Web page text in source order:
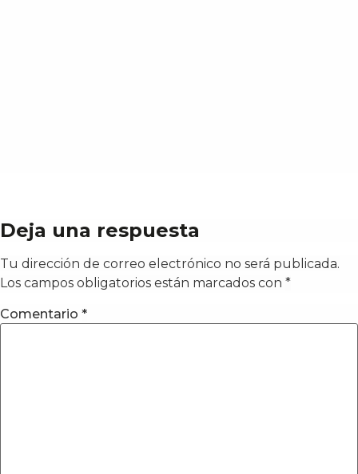
Deja una respuesta
Tu dirección de correo electrónico no será publicada.
Los campos obligatorios están marcados con *
Comentario *